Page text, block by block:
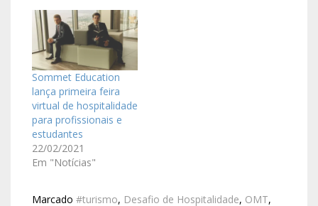
Sommet Education
lança primeira feira
virtual de hospitalidade
para profissionais e
estudantes
22/02/2021
Em "Notícias"
Marcado #turismo, Desafio de Hospitalidade, OMT,